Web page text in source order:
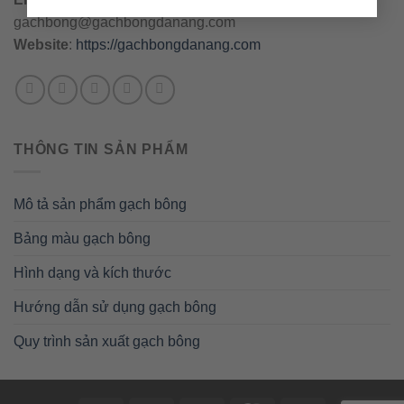
gachbong@gachbongdanang.com
Website: https://gachbongdanang.com
THÔNG TIN SẢN PHẨM
Mô tả sản phẩm gạch bông
Bảng màu gạch bông
Hình dạng và kích thước
Hướng dẫn sử dụng gạch bông
Quy trình sản xuất gạch bông